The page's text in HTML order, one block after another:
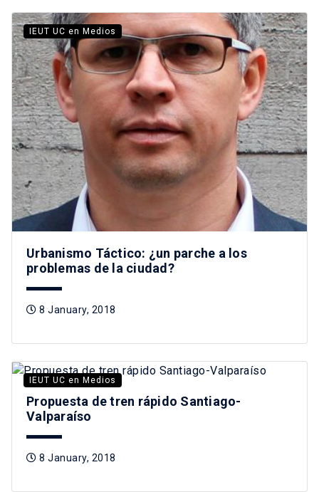
IEUT UC en Medios
Urbanismo Táctico: ¿un parche a los
problemas de la ciudad?
8 January, 2018
IEUT UC en Medios
Propuesta de tren rápido Santiago-
Valparaíso
8 January, 2018